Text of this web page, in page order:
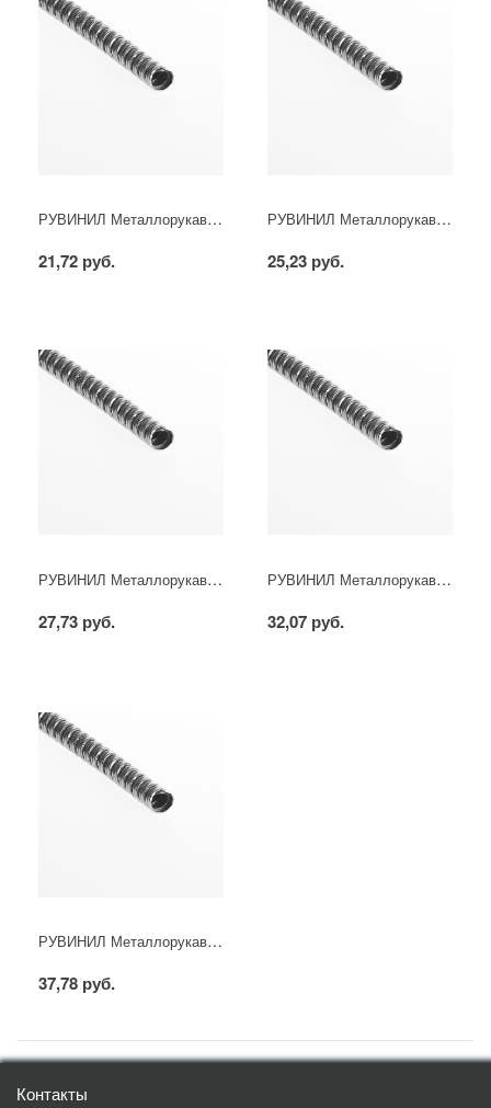
РУВИНИЛ Металлорукав (d-8 мм)
21,72 руб.
РУВИНИЛ Металлорукав (d-10 мм)
25,23 руб.
РУВИНИЛ Металлорукав (d-12 мм)
27,73 руб.
РУВИНИЛ Металлорукав (d-15 мм)
32,07 руб.
РУВИНИЛ Металлорукав (d-18 мм)
37,78 руб.
Контакты